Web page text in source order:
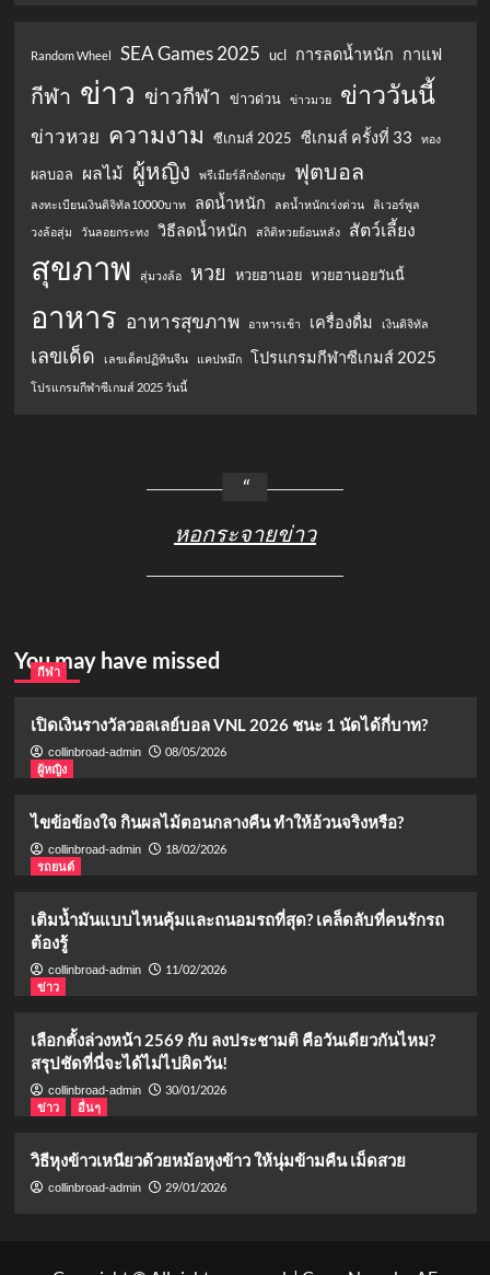
Random Wheel SEA Games 2025 ucl การลดน้ำหนัก กาแฟ
กีฬา ข่าว ข่าวกีฬา ข่าวด่วน ข่าวมวย ข่าววันนี้
ข่าวหวย ความงาม ซีเกมส์ 2025 ซีเกมส์ ครั้งที่ 33 ทอง
ผลบอล ผลไม้ ผู้หญิง พรีเมียร์ลีกอังกฤษ ฟุตบอล
ลงทะเบียนเงินดิจิทัล10000บาท ลดน้ำหนัก ลดน้ำหนักเร่งด่วน
ลิเวอร์พูล
วงล้อสุ่ม
วันลอยกระทง วิธีลดน้ำหนัก สถิติหวยย้อนหลัง สัตว์เลี้ยง
สุขภาพ สุ่มวงล้อ หวย หวยฮานอย หวยฮานอยวันนี้
อาหาร อาหารสุขภาพ อาหารเช้า เครื่องดื่ม เงินดิจิทัล
เลขเด็ด เลขเด็ดปฏิทินจีน แคปหมึก โปรแกรมกีฬาซีเกมส์ 2025
โปรแกรมกีฬาซีเกมส์ 2025 วันนี้
หอกระจายข่าว
You may have missed
กีฬา
เปิดเงินรางวัลวอลเลย์บอล VNL 2026 ชนะ 1 นัดได้กี่บาท?
collinbroad-admin
08/05/2026
ผู้หญิง
ไขข้อข้องใจ กินผลไม้ตอนกลางคืน ทำให้อ้วนจริงหรือ?
collinbroad-admin
18/02/2026
รถยนต์
เติมน้ำมันแบบไหนคุ้มและถนอมรถที่สุด? เคล็ดลับที่คนรักรถ
ต้องรู้
collinbroad-admin
11/02/2026
ข่าว
เลือกตั้งล่วงหน้า 2569 กับ ลงประชามติ คือวันเดียวกันไหม?
สรุปชัดที่นี่จะได้ไม่ไปผิดวัน!
collinbroad-admin
30/01/2026
ข่าว
อื่นๆ
วิธีหุงข้าวเหนียวด้วยหม้อหุงข้าว ให้นุ่มข้ามคืน เม็ดสวย
collinbroad-admin 29/01/2026